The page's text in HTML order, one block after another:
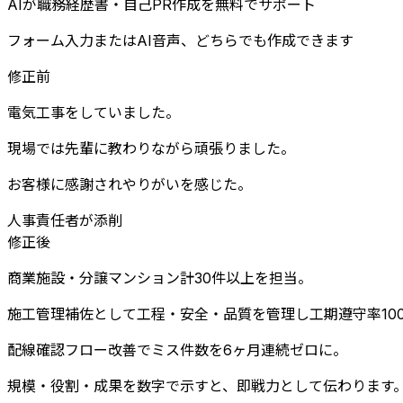
AIが職務経歴書・自己PR作成を無料でサポート
フォーム入力またはAI音声、どちらでも作成できます
修正前
電気工事をしていました。
現場では先輩に教わりながら頑張りました。
お客様に感謝されやりがいを感じた。
人事責任者が添削
修正後
商業施設・分譲マンション計30件以上を担当。
施工管理補佐として工程・安全・品質を管理し工期遵守率
配線確認フロー改善でミス件数を6ヶ月連続ゼロに。
規模・役割・成果を数字で示すと、即戦力として伝わります。